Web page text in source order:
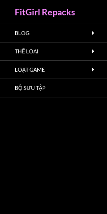
FitGirl Repacks
BLOG
THỂ LOẠI
LOẠT GAME
BỘ SƯU TẬP